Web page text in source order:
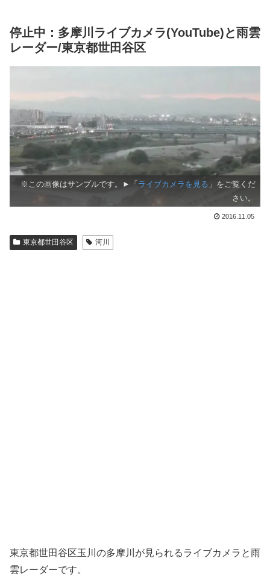
停止中：多摩川ライブカメラ(YouTube)と雨雲
レーダー/東京都世田谷区
※この画像はサンプルです。►「 ライブカメラを見る 」をご覧くだ
さい。
2016.11.05
東京都世田谷区 河川
東京都世田谷区玉川の多摩川が見られるライブカメラと雨
雲レーダーです。